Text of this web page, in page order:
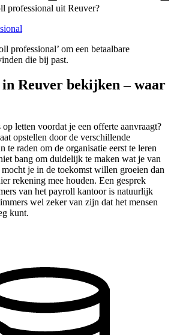
professional uit Reuver?
professional’ om een betaalbare
die bij past.
Reuver bekijken – waar
letten voordat je een offerte aanvraagt?
opstellen door de verschillende
te raden om de organisatie eerst te leren
bang om duidelijk te maken wat je van
je in de toekomst willen groeien dan
rekening mee houden. Een gesprek
van het payroll kantoor is natuurlijk
wel zeker van zijn dat het mensen
kunt.